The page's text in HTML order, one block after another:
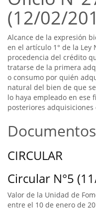
(12/02/
Alcance de la expresión
en el artículo 1° de la Ley
procedencia del crédito
tratarse de la primera
o consumo por quién
natural del bien de que
lo haya empleado en ese
posteriores adquisiciones
CIRCULAR
Circular N°5
Valor de la Unidad de
entre el 10 de enero de